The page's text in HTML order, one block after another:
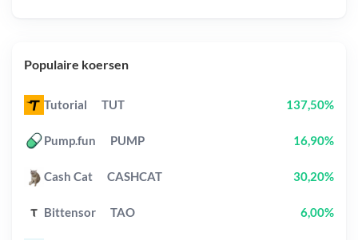
Populaire koersen
Tutorial TUT 137,50%
Pump.fun PUMP 16,90%
Cash Cat CASHCAT 30,20%
Bittensor TAO 6,00%